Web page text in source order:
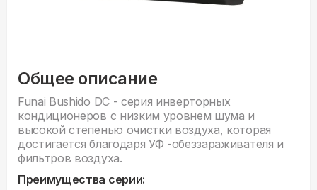
Общее описание
Funai Bushido DC - серия инверторных
кондиционеров с низким уровнем шума и
высокой степенью очистки воздуха, которая
достигается благодаря УФ -обеззараживателя и
фильтров воздуха.
Преимущества серии: